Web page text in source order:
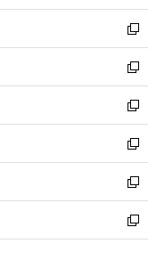
開
く
ウ
で
開
く
ン
ド
ウ
で
開
く
新
し
い
ウ
ィ
ン
ド
ウ
で
開
く
新
し
い
ウ
ィ
ン
ド
ウ
で
開
新
し
い
ウ
ィ
ン
ド
ウ
新
し
い
ウ
ィ
ン
新
し
い
ウ
新
し